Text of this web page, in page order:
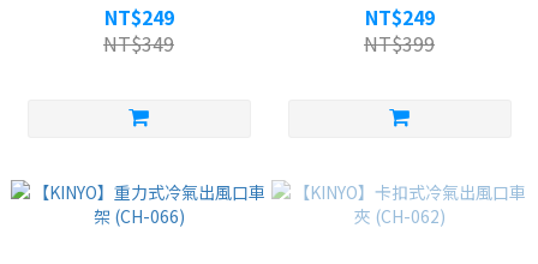
NT$249
NT$349
NT$249
NT$399